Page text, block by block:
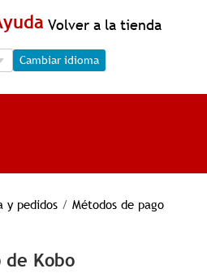
Volver a la tienda
Selection
Selection
Cambiar idioma
y pedidos / Métodos de pago
de Kobo